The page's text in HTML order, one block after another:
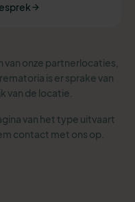
van onze partnerlocaties,
is er sprake van
van de locatie.
van het type uitvaart
contact met ons op.